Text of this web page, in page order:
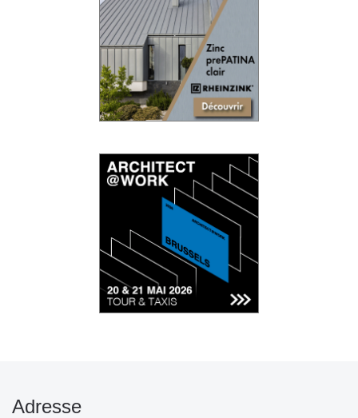
Adresse